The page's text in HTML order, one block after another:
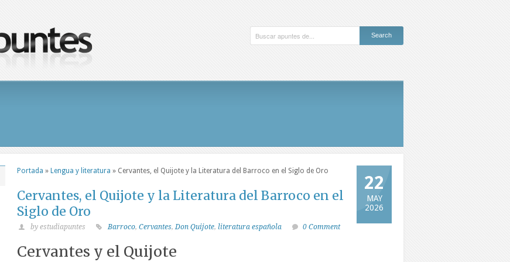
22
MAY
2026
Portada » Lengua y literatura » Cervantes, el Quijote y la Literatura del Barroco en el Siglo de Oro
Cervantes, el Quijote y la Literatura del Barroco en el
Siglo de Oro
by estudiapuntes Barroco, Cervantes,Don Quijote, literatura española 0 Comment
Cervantes y el Quijote